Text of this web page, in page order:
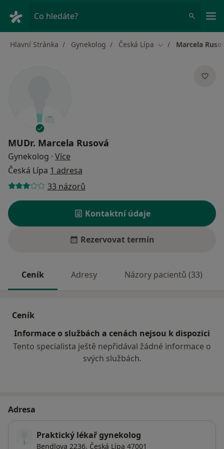
Co hledáte?
Hlavní Stránka Gynekolog Česká Lípa Změna města
Marcela
MUDr. Marcela Rusová
Gynekolog · Více
Česká Lípa 1 adresa
33 názorů
Kontaktní údaje
Rezervovat termín
Ceník Adresy Názory pacientů (33)
Ceník
Informace o službách a cenách nejsou k dispozici
Tento specialista ještě nepřidával žádné informace o
svých službách.
Adresa
Praktický lékař gynekolog
Bendlova 2236, Česká Lípa 47001